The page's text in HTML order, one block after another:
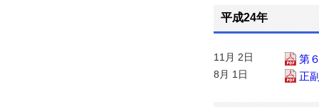
平成24年
11月 2日 第
8月 1日 正